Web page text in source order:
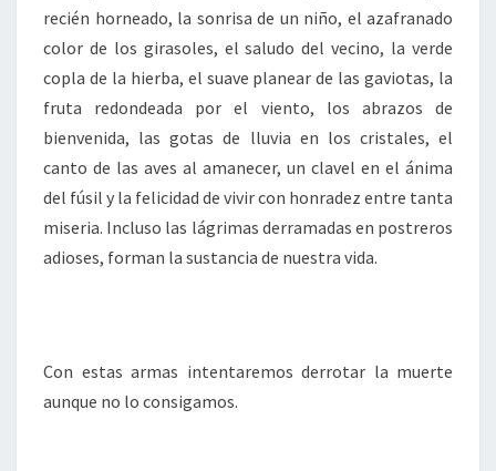
recién horneado, la sonrisa de un niño, el azafranado
color de los girasoles, el saludo del vecino, la verde
copla de la hierba, el suave planear de las gaviotas, la
fruta redondeada por el viento, los abrazos de
bienvenida, las gotas de lluvia en los cristales, el
canto de las aves al amanecer, un clavel en el ánima
del fúsil y la felicidad de vivir con honradez entre tanta
miseria. Incluso las lágrimas derramadas en postreros
adioses, forman la sustancia de nuestra vida.
Con estas armas intentaremos derrotar la muerte
aunque no lo consigamos.